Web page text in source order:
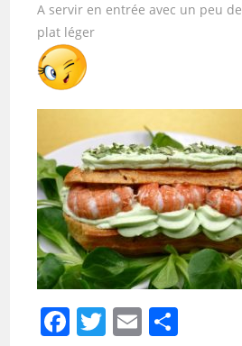
A servir en entrée avec un peu
plat léger
F T E